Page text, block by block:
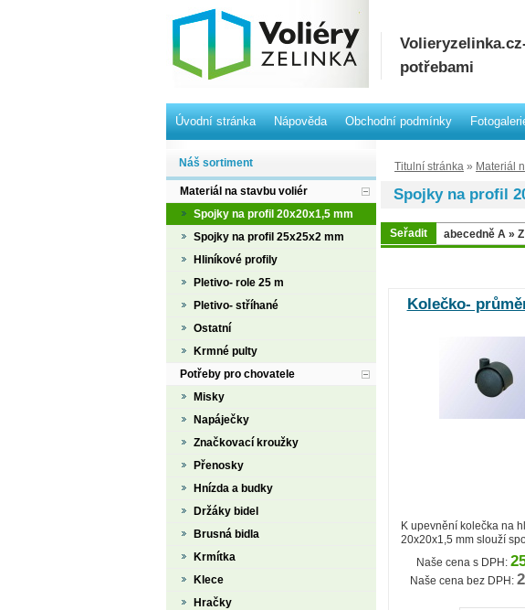
potřebami
Úvodní stránka Nápověda Obchodní podmínky
Titulní stránka » Materiál
Spojky na profil
Seřadit
Kolečko-
K upevnění kolečka na
20x20x1,5 mm slouží
záslepka se závitem ).
nutné objednat
dodávána jako
Naše cena s DPH:
Naše cena bez DPH:
Náš sortiment
Materiál na stavbu voliér
Spojky na profil 20x20x1,5 mm
Spojky na profil 25x25x2 mm
Hliníkové profily
Pletivo- role 25 m
Pletivo- stříhané
Ostatní
Krmné pulty
Potřeby pro chovatele
Misky
Napáječky
Značkovací kroužky
Přenosky
Hnízda a budky
Držáky bidel
Brusná bidla
Krmítka
Klece
Hračky